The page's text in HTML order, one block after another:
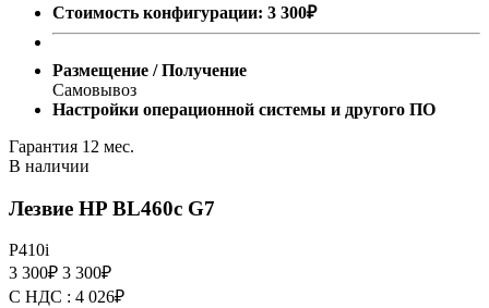
Стоимость конфигурации: 3 300₽
Размещение / Получение
Самовывоз
Настройки операционной системы и другого ПО
Гарантия 12 мес.
В наличии
Лезвие HP BL460c G7
P410i
3 300₽ 3 300₽
С НДС : 4 026₽